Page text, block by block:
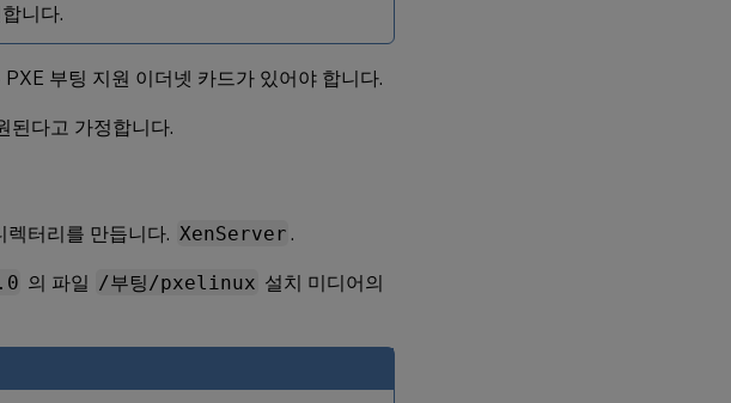
니다.
부팅 지원 이더넷 카드가 있어야 합니다.
된다고 가정합니다.
렉터리를 만듭니다. XenServer .
의 파일 /부팅/pxelinux 설치 미디어의